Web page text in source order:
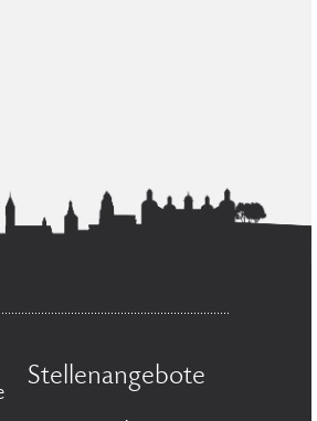
Stellenangebote